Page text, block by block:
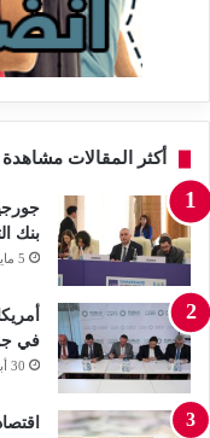
أكثر المقالات مشاهدة
بنك
5 مايو، 2026
في
30 أبريل، 2026